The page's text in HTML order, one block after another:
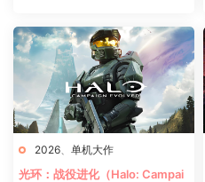
2026 单机大作
光环：战役进化（Halo: Campai